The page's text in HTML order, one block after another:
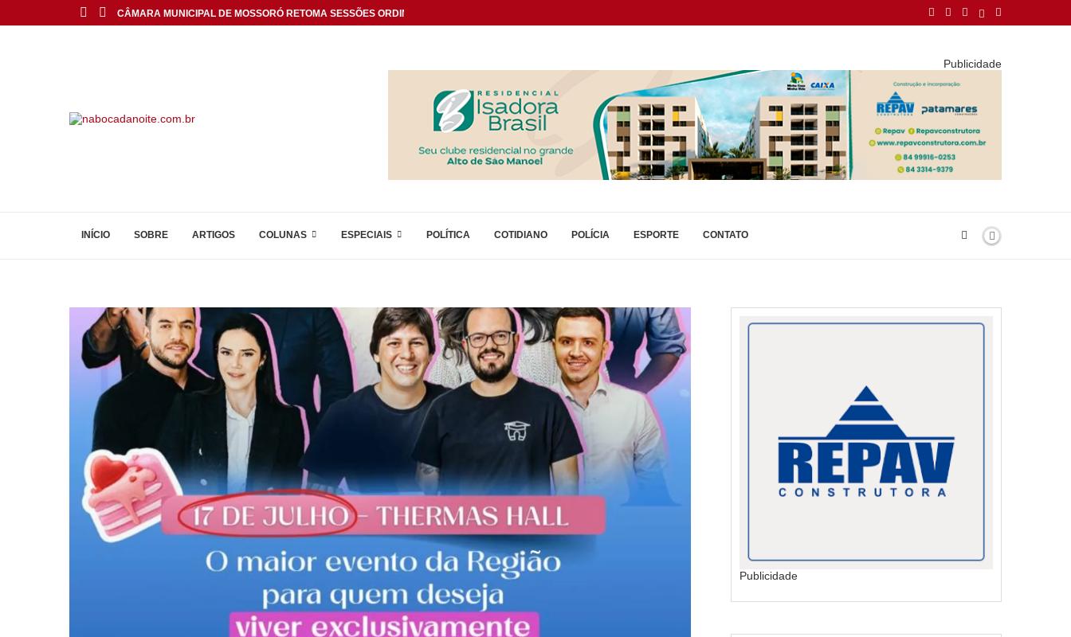
CÂMARA MUNICIPAL DE MOSSORÓ RETOMA SESSÕES ORDINÁRIAS
Publicidade
INÍCIO SOBRE ARTIGOS COLUNAS ESPECIAIS POLÍTICA COTIDIANO POLÍCIA ESPORTE CONTATO
Publicidade